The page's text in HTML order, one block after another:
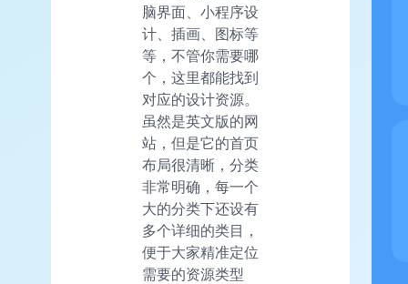
脑界面、小程序设
计、插画、图标等
等，不管你需要哪
个，这里都能找到
对应的设计资源。
虽然是英文版的网
站，但是它的首页
布局很清晰，分类
非常明确，每一个
大的分类下还设有
多个详细的类目，
便于大家精准定位
需要的资源类型